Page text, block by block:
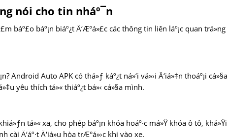
nói cho tin nháº¯n
báº£o báº¡n biáº¿t Ä‘Æ°á»£c các thông tin liên láº¡c quan
Android Auto APK có thá»ƒ káº¿t ná»‘i vá»›i Ä‘iá»‡n thoáº¡i cá»§a
yêu thích tá»« thiáº¿t bá»‹ cá»§a mình.
tá»« xa, cho phép báº¡n khóa hoáº·c má»Ÿ khóa ô tô, khá»Ÿi
cài Ä‘áº·t Ä‘iá»u hòa trÆ°á»›c khi vào xe.